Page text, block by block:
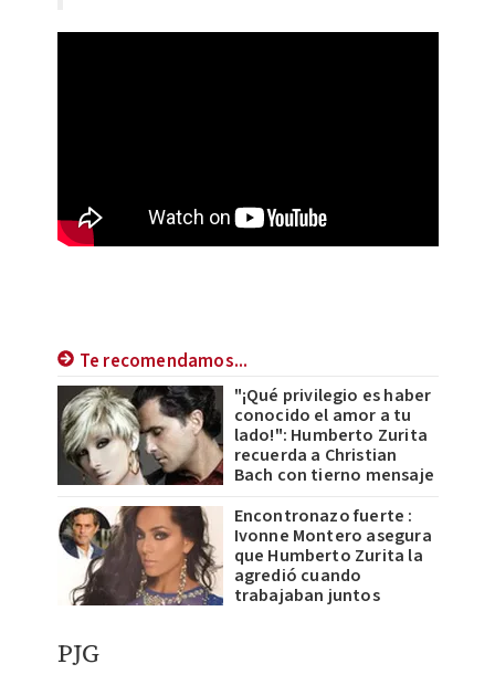
Te recomendamos...
"¡Qué privilegio es haber
conocido el amor a tu
lado!": Humberto Zurita
recuerda a Christian
Bach con tierno mensaje
Encontronazo fuerte :
Ivonne Montero asegura
que Humberto Zurita la
agredió cuando
trabajaban juntos
PJG